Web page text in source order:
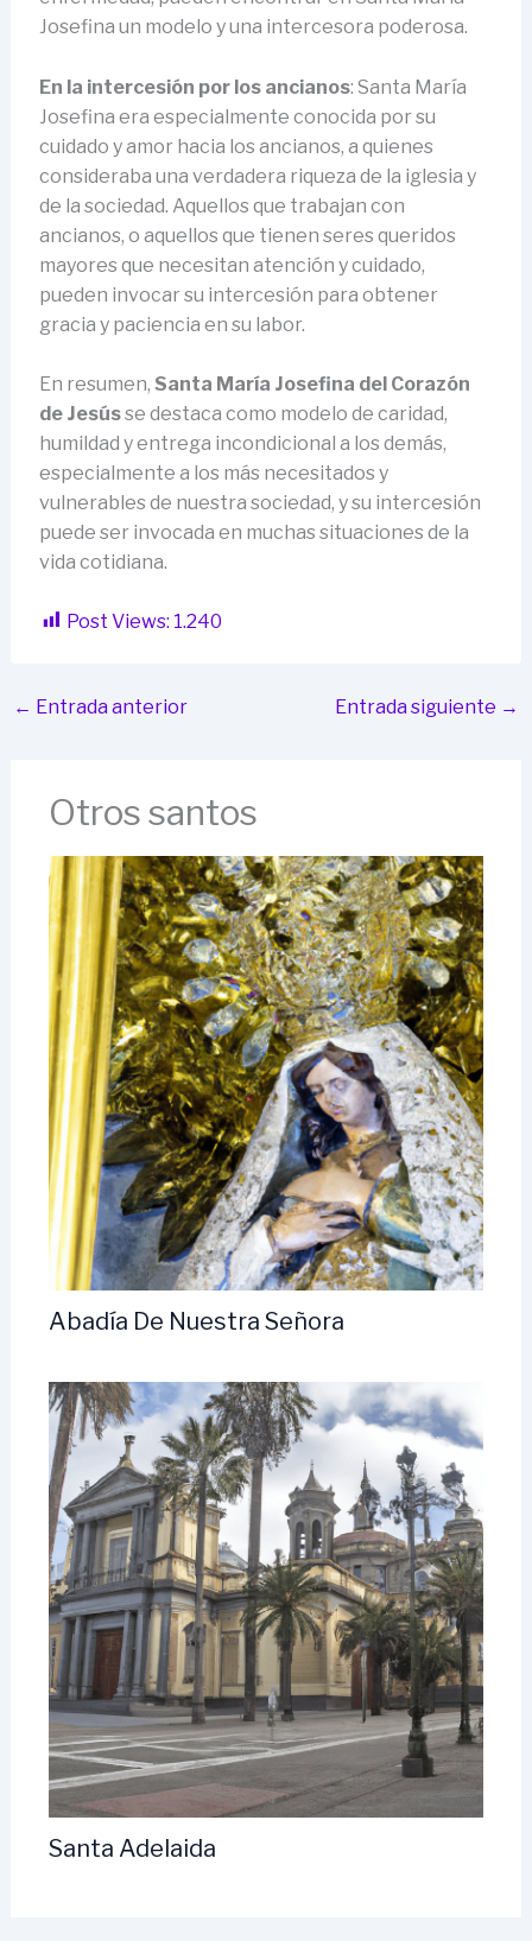
Josefina un modelo y una intercesora poderosa.
En la intercesión por los ancianos: Santa María
Josefina era especialmente conocida por su
cuidado y amor hacia los ancianos, a quienes
consideraba una verdadera riqueza de la iglesia y
de la sociedad. Aquellos que trabajan con
ancianos, o aquellos que tienen seres queridos
mayores que necesitan atención y cuidado,
pueden invocar su intercesión para obtener
gracia y paciencia en su labor.
En resumen, Santa María Josefina del Corazón
de Jesússe destaca como modelo de caridad,
humildad y entrega incondicional a los demás,
especialmente a los más necesitados y
vulnerables de nuestra sociedad, y su intercesión
puede ser invocada en muchas situaciones de la
vida cotidiana.
Post Views: 1.240
← Entrada anterior Entrada siguiente →
Otros santos
Abadía De Nuestra Señora
Santa Adelaida